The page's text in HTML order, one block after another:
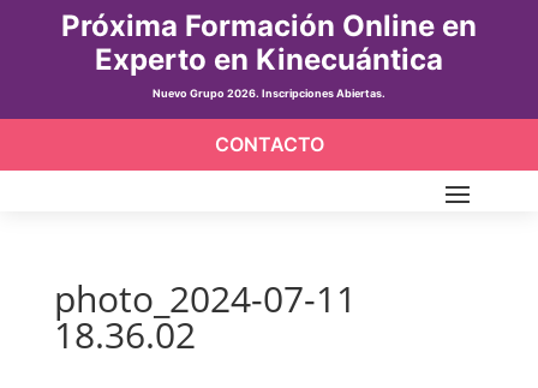
Próxima Formación Online en
Experto en Kinecuántica
Nuevo Grupo 2026. Inscripciones Abiertas.
CONTACTO
photo_2024-07-11
18.36.02